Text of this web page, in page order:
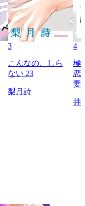
3
こんなの、しら
ない 23
梨月詩
4
極
恋
妻
井